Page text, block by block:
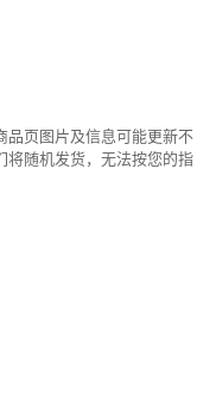
品页图片及信息可能更新不
将随机发货，无法按您的指